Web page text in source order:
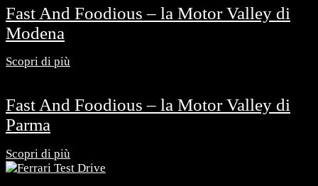
Fast And Foodious – la Motor Valley di
Modena
Scopri di più
Fast And Foodious – la Motor Valley di
Parma
Scopri di più